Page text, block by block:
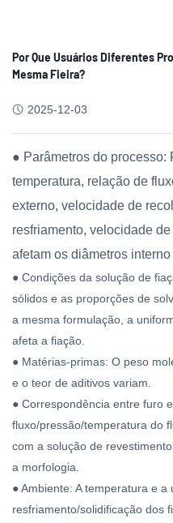
Por Que Usuários Diferentes
Mesma Fieira?
2025-12-03
● Parâmetros do processo:
temperatura, relação de
externo, velocidade de
resfriamento, velocidade
afetam os diâmetros
● Condições da solução de
sólidos e as proporções de
a mesma formulação, a
afeta a fiação.
● Matérias-primas: O peso
e o teor de aditivos variam.
● Correspondência entre furo
fluxo/pressão/temperatura do
com a solução de
a morfologia.
● Ambiente: A temperatura e
resfriamento/solidificação dos